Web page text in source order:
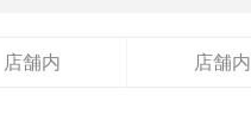
店舗内 店舗内